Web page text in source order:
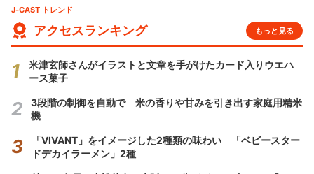
J-CAST トレンド
アクセスランキング もっと見る
米津玄師さんがイラストと文章を手がけたカード入りウエハ
ース菓子
3段階の制御を自動で 米の香りや甘みを引き出す家庭用精米
機
「VIVANT」をイメージした2種類の味わい 「ベビースター
ドデカイラーメン」2種